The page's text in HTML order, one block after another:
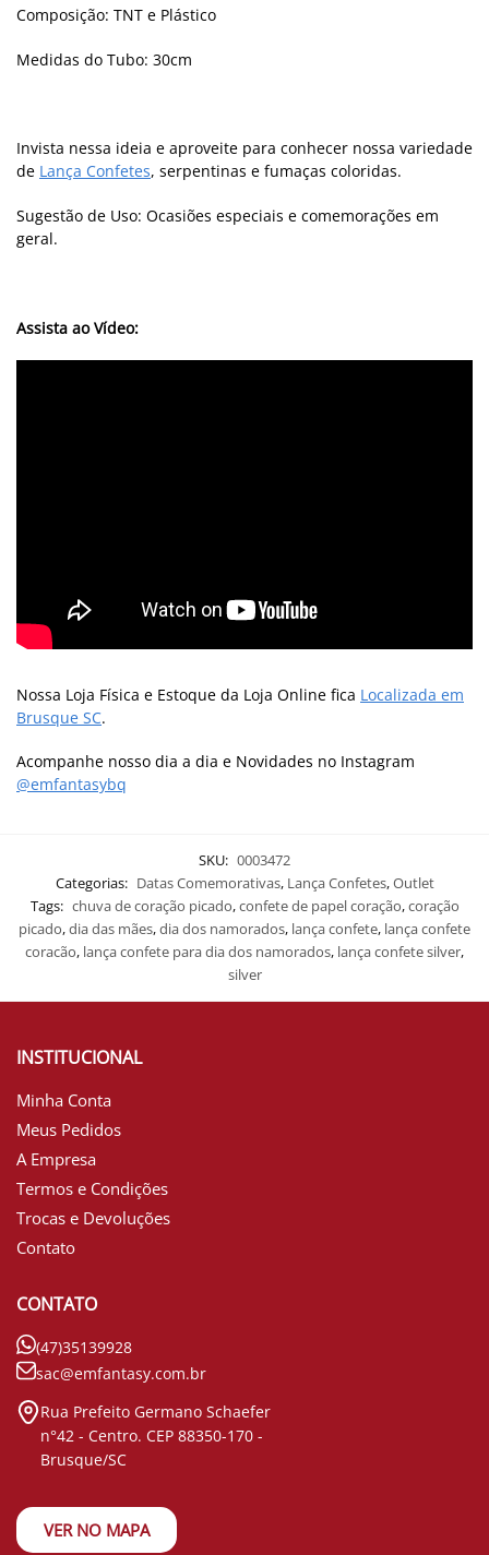
Composição: TNT e Plástico
Medidas do Tubo: 30cm
Invista nessa ideia e aproveite para conhecer nossa variedade
de Lança Confetes, serpentinas e fumaças coloridas.
Sugestão de Uso: Ocasiões especiais e comemorações em
geral.
Assista ao Vídeo:
Nossa Loja Física e Estoque da Loja Online fica Localizada em
Brusque SC.
Acompanhe nosso dia a dia e Novidades no Instagram
@emfantasybq
SKU: 0003472
Categorias: Datas Comemorativas, Lança Confetes,Outlet
Tags: chuva de coração picado,confete de papel coração,coração
picado,dia das mães,dia dos namorados, lança confete, lança confete
coracão, lança confete para dia dos namorados, lança confete silver,
silver
INSTITUCIONAL
Minha Conta
Meus Pedidos
A Empresa
Termos e Condições
Trocas e Devoluções
Contato
CONTATO
(47)35139928
sac@emfantasy.com.br
Rua Prefeito Germano Schaefer
n°42 - Centro. CEP 88350-170 -
Brusque/SC
VER NO MAPA